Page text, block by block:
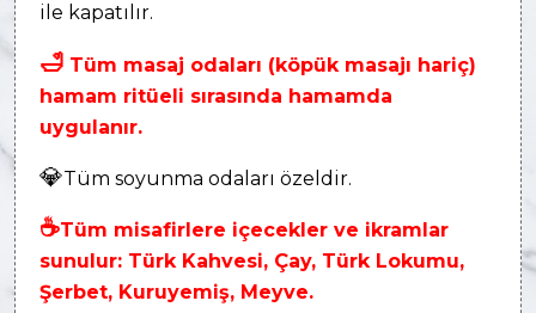
ile kapatılır.
🛁 Tüm masaj odaları (köpük masajı hariç)
hamam ritüeli sırasında hamamda
uygulanır.
💎Tüm soyunma odaları özeldir.
☕Tüm misafirlere içecekler ve ikramlar
sunulur: Türk Kahvesi, Çay, Türk Lokumu,
Şerbet, Kuruyemiş, Meyve.